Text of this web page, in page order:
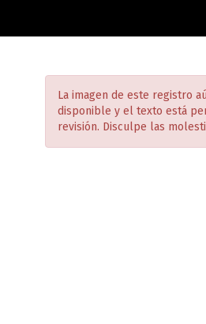
La imagen de este registro
disponible y el texto está
revisión. Disculpe las